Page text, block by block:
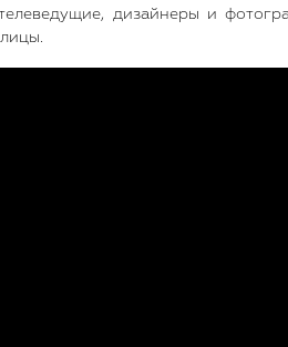
дизайнеры и